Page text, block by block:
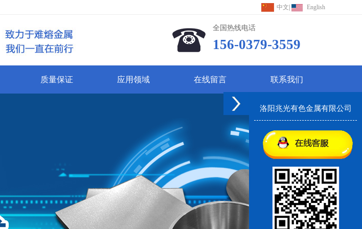
中文 English
全国热线电话
156-0379-3559
质量保证 应用领域 在线留言 联系我们
洛阳兆光有色金属有限公司